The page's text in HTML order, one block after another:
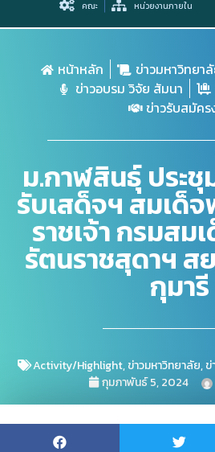
คณะ หน่วยงานภายใน
หน้าหลัก ข่าวมหาวิทยา
ข่าวอบรม วิจัย สัมนา
ข่าวรับสมัคร
ม.กาฬสินธุ์ ประชุ
รับเสด็จฯ สมเด็
ราชเจ้า กรมสม
รัตนราชสุดาฯ ส
กุมารี
Activity/Highlight,ข่าวมหาวิทยาลัย,
กุมภาพันธ์ 5, 2024